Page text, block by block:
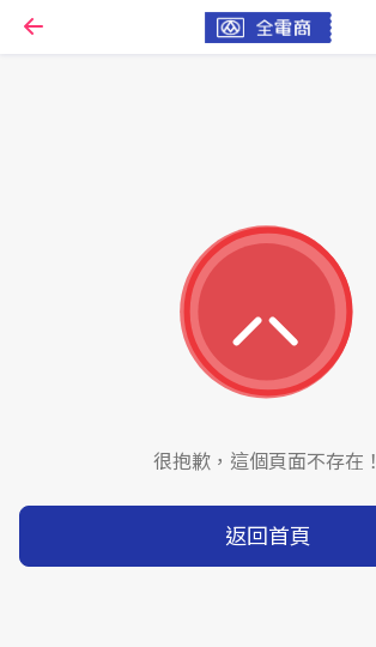
很抱歉，這個頁面不存在！
返回首頁